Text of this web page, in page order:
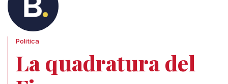
Politica
La quadratura del